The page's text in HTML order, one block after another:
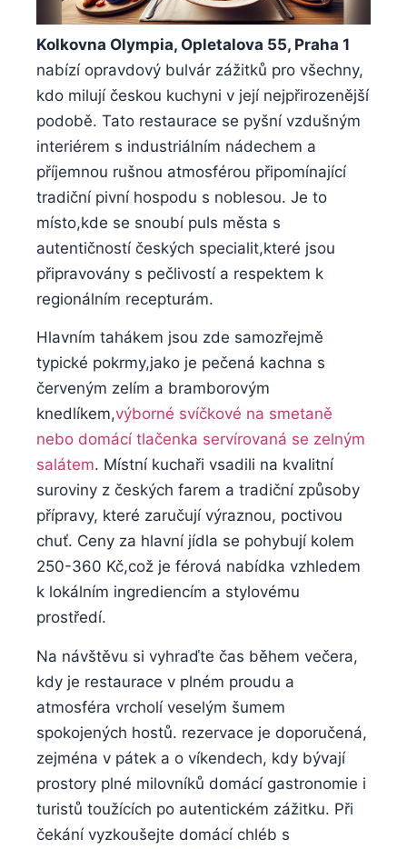
Kolkovna Olympia, Opletalova 55, Praha 1
nabízí opravdový ​bulvár zážitků pro všechny,
kdo milují ‌českou kuchyni v její nejpřirozenější
podobě.⁢ Tato restaurace se ⁢pyšní vzdušným
interiérem‌ s⁤ industriálním ‍nádechem a‌
příjemnou rušnou atmosférou připomínající
tradiční​ pivní hospodu s​ noblesou. Je to
místo,kde se snoubí ⁣puls města s
autentičností českých ‍specialit,které jsou‌
připravovány s pečlivostí a⁣ respektem k
regionálním recepturám.
Hlavním⁣ tahákem ‌jsou zde ‌samozřejmě​
typické⁤ pokrmy,jako je‌ pečená kachna​ s
červeným zelím a bramborovým
knedlíkem,výborné svíčkové na ​smetaně⁤
nebo domácí tlačenka ⁢servírovaná se zelným
salátem. Místní kuchaři ⁢vsadili⁢ na kvalitní
suroviny z českých ⁤farem a tradiční ⁣způsoby⁣
přípravy, které zaručují⁣ výraznou, poctivou
chuť. Ceny za hlavní jídla se pohybují kolem
250-360 ‌Kč,což je ⁢férová nabídka⁣ vzhledem
k lokálním ingrediencím ⁤a stylovému
⁢prostředí.
Na návštěvu si vyhraďte čas během‌ večera,
kdy je restaurace v⁢ plném ⁣proudu ​a
atmosféra⁣ vrcholí veselým šumem
spokojených ‌hostů. ⁢rezervace ⁢je doporučená,
​zejména⁣ v pátek a⁤ o víkendech, kdy bývají
prostory plné⁣ milovníků ‍domácí ‌gastronomie i
turistů toužících po autentickém zážitku. Při
čekání vyzkoušejte‌ domácí chléb ⁢s⁣